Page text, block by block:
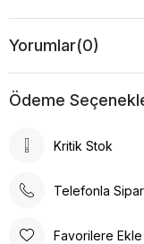
Yorumlar(0)
Ödeme
Kritik Stok
Telefonla
Favorilere Ekle